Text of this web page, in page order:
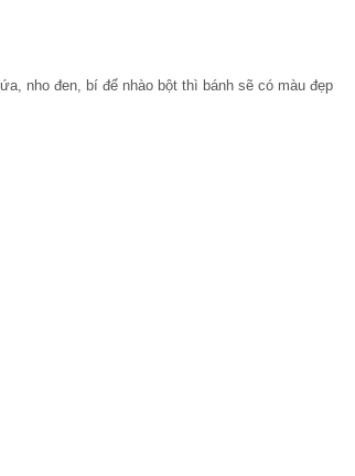
nho đen, bí để nhào bột thì bánh sẽ có màu đẹp